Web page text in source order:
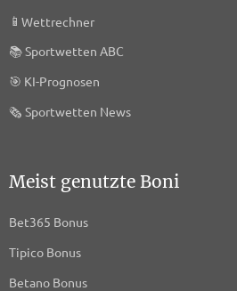
📱 Wettrechner
📚Sportwetten ABC
🎯 KI-Prognosen
🗞️ Sportwetten News
Meist genutzte Boni
Bet365 Bonus
Tipico Bonus
Betano Bonus